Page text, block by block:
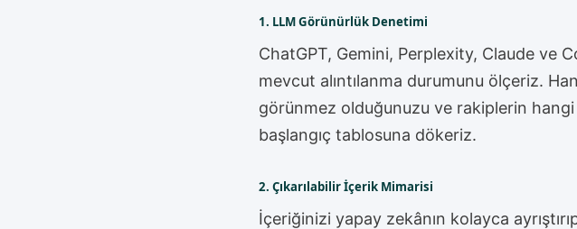
1. LLM Görünürlük Denetimi
ChatGPT, Gemini, Perplexity, Claude ve
mevcut alıntılanma durumunu ölçeriz.
görünmez olduğunuzu ve rakiplerin hangi
başlangıç tablosuna dökeriz.
2. Çıkarılabilir İçerik Mimarisi
İçeriğinizi yapay zekânın kolayca